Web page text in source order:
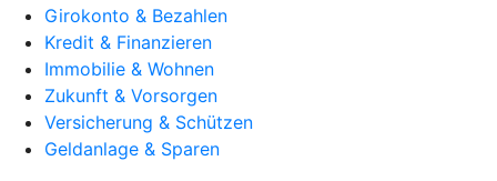
Girokonto & Bezahlen
Kredit & Finanzieren
Immobilie & Wohnen
Zukunft & Vorsorgen
Versicherung & Schützen
Geldanlage & Sparen